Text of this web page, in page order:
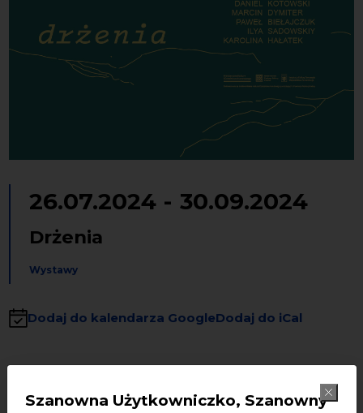
Szanowna Użytkowniczko, Szanowny
26.07.2024 - 30.09.2024
Drżenia
Wystawy
Dodaj do kalendarza GoogleDodaj do iCal